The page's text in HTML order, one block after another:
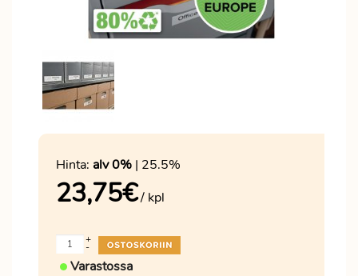
Hinta: alv 0% | 25.5%
23,75€/ kpl
-
+
Varastossa